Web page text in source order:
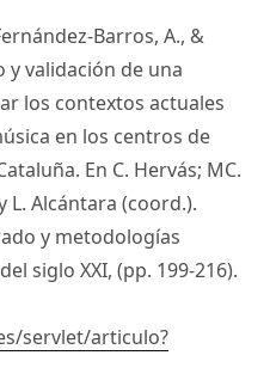
Barros, A., &
y validación de una
los contextos actuales
en los centros de
En C. Hervás; MC.
L. Alcántara (coord.).
y metodologías
siglo XXI, (pp. 199-216).
servlet/articulo?